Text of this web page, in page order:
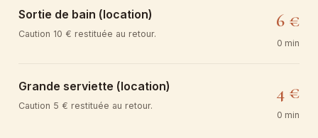
Sortie de bain (location)
Caution 10 € restituée au retour.
6 €
0 min
Grande serviette (location)
Caution 5 € restituée au retour.
4 €
0 min